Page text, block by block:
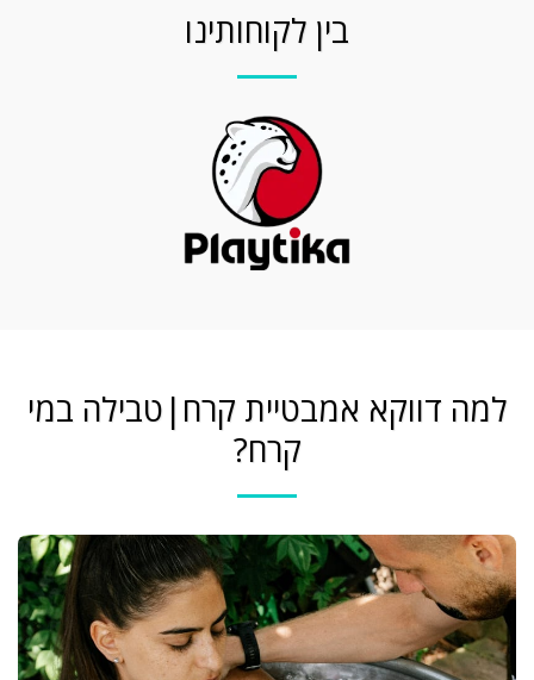
בין לקוחותינו
למה דווקא אמבטיית קרח|טבילה במי
קרח?